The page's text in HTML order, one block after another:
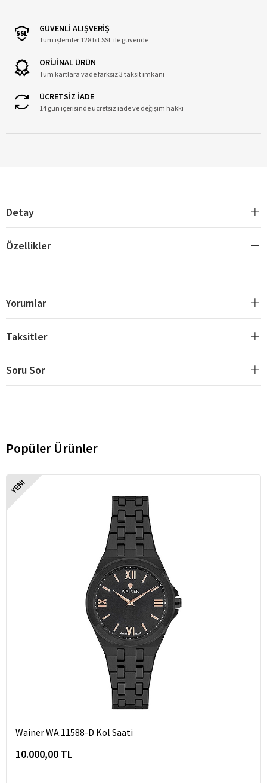
GÜVENLİ ALIŞVERİŞ
Tüm işlemler 128 bit SSL ile güvende
ORİJİNAL ÜRÜN
Tüm kartlara vade farksız 3 taksit imkanı
ÜCRETSİZ İADE
14 gün içerisinde ücretsiz iade ve değişim hakkı
Detay
Özellikler
Yorumlar
Taksitler
Soru Sor
Popüler Ürünler
YENI
Wainer WA.11588-D Kol Saati
10.000,00 TL